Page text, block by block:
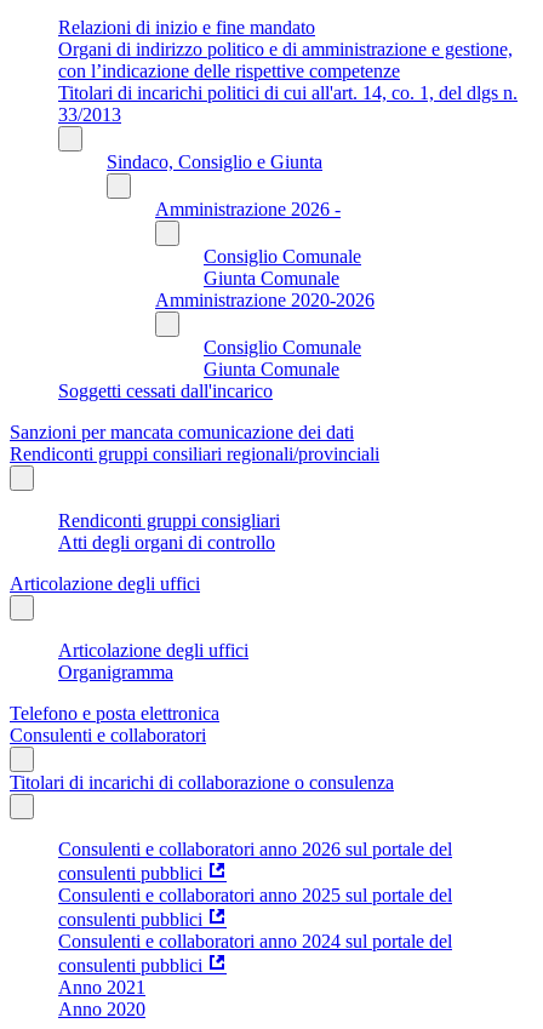
Relazioni di inizio e fine mandato
Organi di indirizzo politico e di amministrazione e gestione,
con l’indicazione delle rispettive competenze
Titolari di incarichi politici di cui all'art. 14, co. 1, del dlgs n.
33/2013
Sindaco, Consiglio e Giunta
Amministrazione 2026 -
Consiglio Comunale
Giunta Comunale
Amministrazione 2020-2026
Consiglio Comunale
Giunta Comunale
Soggetti cessati dall'incarico
Sanzioni per mancata comunicazione dei dati
Rendiconti gruppi consiliari regionali/provinciali
Rendiconti gruppi consigliari
Atti degli organi di controllo
Articolazione degli uffici
Articolazione degli uffici
Organigramma
Telefono e posta elettronica
Consulenti e collaboratori
Titolari di incarichi di collaborazione o consulenza
Consulenti e collaboratori anno 2026 sul portale del
consulenti pubblici
Consulenti e collaboratori anno 2025 sul portale del
consulenti pubblici
Consulenti e collaboratori anno 2024 sul portale del
consulenti pubblici
Anno 2021
Anno 2020